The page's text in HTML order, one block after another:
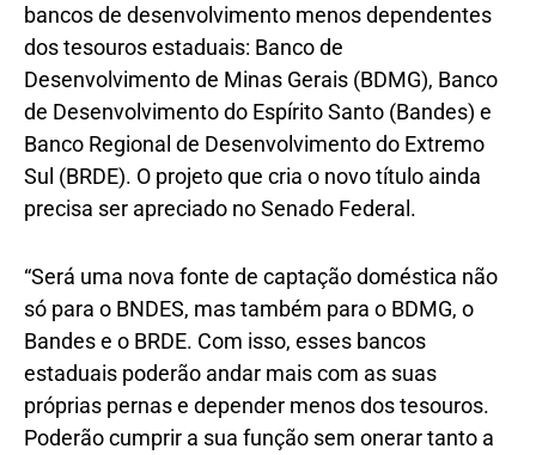
bancos de desenvolvimento menos dependentes
dos tesouros estaduais: Banco de
Desenvolvimento de Minas Gerais (BDMG), Banco
de Desenvolvimento do Espírito Santo (Bandes) e
Banco Regional de Desenvolvimento do Extremo
Sul (BRDE). O projeto que cria o novo título ainda
precisa ser apreciado no Senado Federal.
“Será uma nova fonte de captação doméstica não
só para o BNDES, mas também para o BDMG, o
Bandes e o BRDE. Com isso, esses bancos
estaduais poderão andar mais com as suas
próprias pernas e depender menos dos tesouros.
Poderão cumprir a sua função sem onerar tanto a